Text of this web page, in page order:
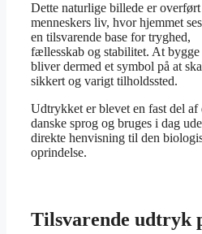
Dette naturlige billede er
menneskers liv, hvor hjemmet
en tilsvarende base for tryghed,
fællesskab og stabilitet. At bygge
bliver dermed et symbol på at
sikkert og varigt tilholdssted.
Udtrykket er blevet en fast del af
danske sprog og bruges i dag
direkte henvisning til den
oprindelse.
Tilsvarende udtryk